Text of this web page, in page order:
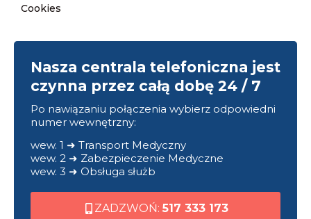
Cookies
Nasza centrala telefoniczna jest
czynna przez całą dobę 24 / 7
Po nawiązaniu połączenia wybierz odpowiedni
numer wewnętrzny:
wew. 1 ➜ Transport Medyczny
wew. 2 ➜ Zabezpieczenie Medyczne
wew. 3 ➜ Obsługa służb
ZADZWOŃ: 517 333 173